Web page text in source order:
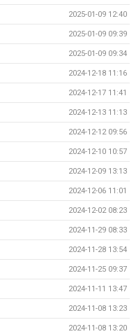
2025-01-09 12:40
2025-01-09 09:39
2025-01-09 09:34
2024-12-18 11:16
2024-12-17 11:41
2024-12-13 11:13
2024-12-12 09:56
2024-12-10 10:57
2024-12-09 13:13
2024-12-06 11:01
2024-12-02 08:23
2024-11-29 08:33
2024-11-28 13:54
2024-11-25 09:37
2024-11-11 13:47
2024-11-08 13:23
2024-11-08 13:20